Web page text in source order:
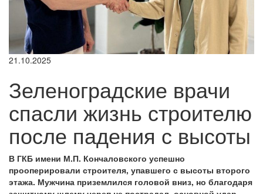
21.10.2025
Зеленоградские врачи
спасли жизнь строителю
после падения с высоты
В ГКБ имени М.П. Кончаловского успешно
прооперировали строителя, упавшего с высоты второго
этажа. Мужчина приземлился головой вниз, но благодаря